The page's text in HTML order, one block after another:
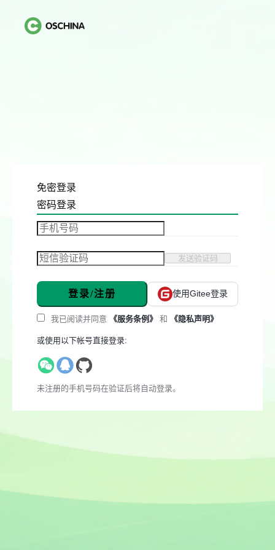
免密登录
密码登录
发送验证码
登录/注册 使用Gitee登录
我已阅读并同意 《服务条例》 和 《隐私声明》
或使用以下帐号直接登录:
未注册的手机号码在验证后将自动登录。